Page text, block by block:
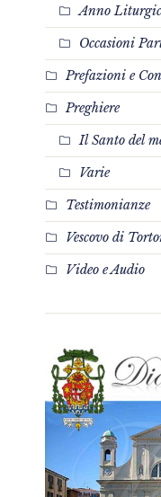
Anno
Occasioni
Prefazioni e
Preghiere
Il Santo del
Varie
Testimonianze
Vescovo di
Video e Audio